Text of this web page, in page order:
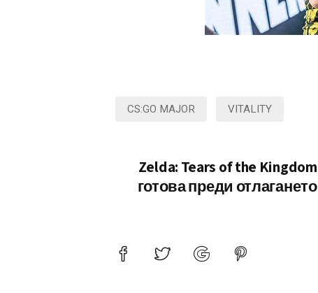
CS:GO MAJOR VITALITY
Zelda: Tears of the Kingdom
готова преди отлагането